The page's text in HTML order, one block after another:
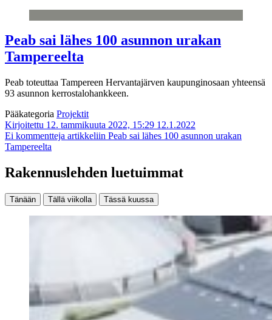
Peab sai lähes 100 asunnon urakan
Tampereelta
Peab toteuttaa Tampereen Hervantajärven kaupunginosaan yhteensä
93 asunnon kerrostalohankkeen.
Pääkategoria Projektit
Kirjoitettu 12. tammikuuta 2022, 15:29 12.1.2022
Ei kommentteja artikkeliin Peab sai lähes 100 asunnon urakan
Tampereelta
Rakennuslehden luetuimmat
Tänään Tällä viikolla Tässä kuussa